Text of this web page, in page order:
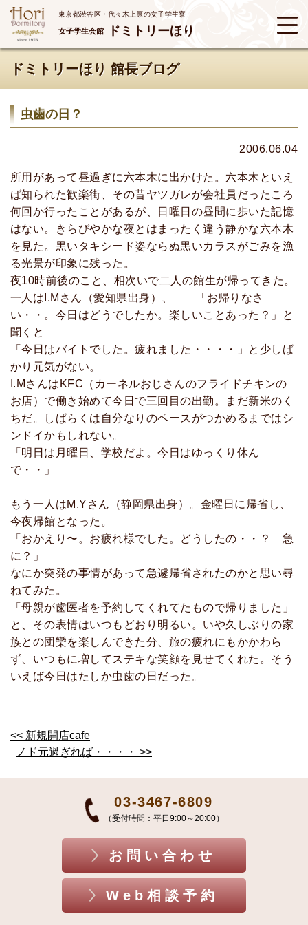
東京都渋谷区・代々木上原の女子学生寮
女子学生会館 ドミトリーほり
ドミトリーほり 館長ブログ
虫歯の日？
2006.06.04
所用があって昼過ぎに六本木に出かけた。六本木といえ
ば知られた歓楽街、その昔ヤツガレが会社員だったころ
何回か行ったことがあるが、日曜日の昼間に歩いた記憶
はない。きらびやかな夜とはまったく違う静かな六本木
を見た。黒いタキシード姿ならぬ黒いカラスがごみを漁
る光景が印象に残った。
夜10時前後のこと、相次いで二人の館生が帰ってきた。
一人はI.Mさん（愛知県出身）、 「お帰りなさ
い・・。今日はどうでしたか。楽しいことあった？」と
聞くと
「今日はバイトでした。疲れました・・・・」と少しば
かり元気がない。
I.MさんはKFC（カーネルおじさんのフライドチキンの
お店）で働き始めて今日で三回目の出勤。まだ新米のく
ちだ。しばらくは自分なりのペースがつかめるまではシ
ンドイかもしれない。
「明日は月曜日、学校だよ。今日はゆっくり休ん
で・・」
もう一人はM.Yさん（静岡県出身）。金曜日に帰省し、
今夜帰館となった。
「おかえり〜。お疲れ様でした。どうしたの・・？ 急
に？」
なにか突発の事情があって急遽帰省されたのかと思い尋
ねてみた。
「母親が歯医者を予約してくれてたもので帰りました」
と、その表情はいつもどおり明るい。いや久しぶりの家
族との団欒を楽しんできた分、旅の疲れにもかかわら
ず、いつもに増してステキな笑顔を見せてくれた。そう
いえば今日はたしか虫歯の日だった。
<< 新規開店cafe
ノド元過ぎれば・・・・ >>
03-3467-6809
（受付時間：平日9:00～20:00）
お問い合わせ
Web相談予約